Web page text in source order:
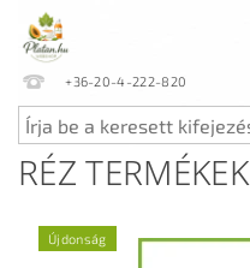
+36-20-4-222-820
RÉZ TERMÉKEK
Újdonság